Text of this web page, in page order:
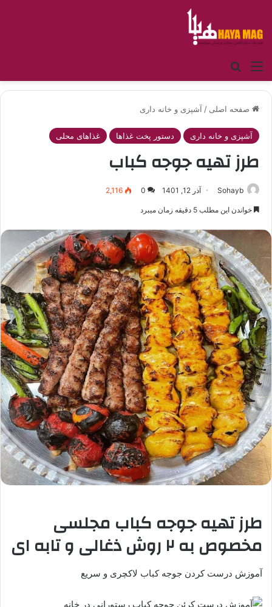
منو
صفحه اصلی / آشپزی و خانه داری
آشپزی و خانه داری دستور پخت غذاها غذاهای محلی
طرز تهیه جوجه کباب
Sohayb آذر 12, 1401 0
2,116
خواندن این مطلب 5 دقیقه زمان میبرد
طرز تهیه جوجه کباب مجلسی
مخصوص به ۲ روش ذغالی و تابه ای
آموزش درست کردن جوجه کباب لاکچری و سریع